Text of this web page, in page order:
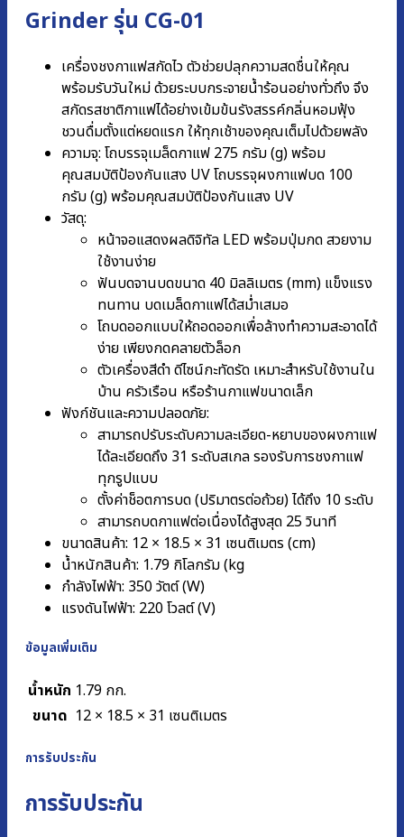
Grinder รุ่น CG-01
เครื่องชงกาแฟสกัดไว ตัวช่วยปลุกความสดชื่นให้คุณ
พร้อมรับวันใหม่ ด้วยระบบกระจายน้ำร้อนอย่างทั่วถึง จึง
สกัดรสชาติกาแฟได้อย่างเข้มข้นรังสรรค์กลิ่นหอมฟุ้ง
ชวนดื่มตั้งแต่หยดแรก ให้ทุกเช้าของคุณเต็มไปด้วยพลัง
ความจุ: โถบรรจุเมล็ดกาแฟ 275 กรัม (g) พร้อม
คุณสมบัติป้องกันแสง UV โถบรรจุผงกาแฟบด 100
กรัม (g) พร้อมคุณสมบัติป้องกันแสง UV
วัสดุ:
หน้าจอแสดงผลดิจิทัล LED พร้อมปุ่มกด สวยงาม
ใช้งานง่าย
ฟันบดจานบดขนาด 40 มิลลิเมตร (mm) แข็งแรง
ทนทาน บดเมล็ดกาแฟได้สม่ำเสมอ
โถบดออกแบบให้ถอดออกเพื่อล้างทำความสะอาดได้
ง่าย เพียงกดคลายตัวล็อก
ตัวเครื่องสีดำ ดีไซน์กะทัดรัด เหมาะสำหรับใช้งานใน
บ้าน ครัวเรือน หรือร้านกาแฟขนาดเล็ก
ฟังก์ชันและความปลอดภัย:
สามารถปรับระดับความละเอียด-หยาบของผงกาแฟ
ได้ละเอียดถึง 31 ระดับสเกล รองรับการชงกาแฟ
ทุกรูปแบบ
ตั้งค่าช็อตการบด (ปริมาตรต่อถ้วย) ได้ถึง 10 ระดับ
สามารถบดกาแฟต่อเนื่องได้สูงสุด 25 วินาที
ขนาดสินค้า: 12 × 18.5 × 31 เซนติเมตร (cm)
น้ำหนักสินค้า: 1.79 กิโลกรัม (kg
กำลังไฟฟ้า: 350 วัตต์ (W)
แรงดันไฟฟ้า: 220 โวลต์ (V)
ข้อมูลเพิ่มเติม
น้ำหนัก 1.79 กก.
ขนาด 12 × 18.5 × 31 เซนติเมตร
การรับประกัน
การรับประกัน